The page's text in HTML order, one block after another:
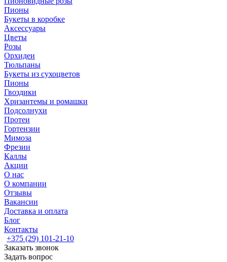
Пионы
Букеты в коробке
Аксессуары
Цветы
Розы
Орхидеи
Тюльпаны
Букеты из сухоцветов
Пионы
Гвоздики
Хризантемы и ромашки
Подсолнухи
Протеи
Гортензии
Мимоза
Фрезии
Каллы
Акции
О нас
О компании
Отзывы
Вакансии
Доставка и оплата
Блог
Контакты
+375 (29) 101-21-10
Заказать звонок
Задать вопрос